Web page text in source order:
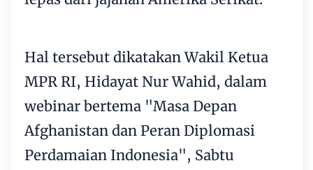
Hal tersebut dikatakan Wakil Ketua
MPR RI, Hidayat Nur Wahid, dalam
webinar bertema "Masa Depan
Afghanistan dan Peran Diplomasi
Perdamaian Indonesia", Sabtu